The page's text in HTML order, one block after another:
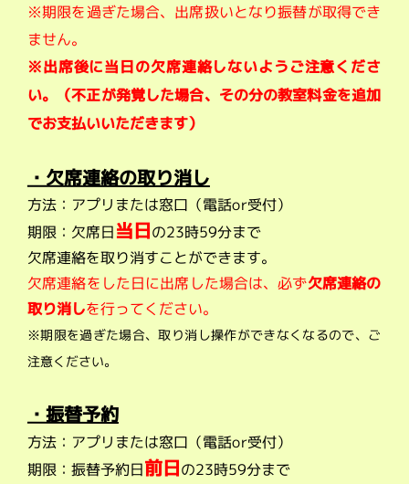
※期限を過ぎた場合、出席扱いとなり振替が取得でき
ません。
※出席後に当日の欠席連絡しないようご注意くださ
い。（不正が発覚した場合、その分の教室料金を追加
でお支払いいただきます）
・欠席連絡の取り消し
方法：アプリまたは窓口（電話or受付）
期限： 欠席日当日の23時59分まで
欠席連絡を取り消すことができます。
欠席連絡をした日に出席した場合は、必ず欠席連絡の
取り消しを行ってください。
※期限を過ぎた場合、取り消し操作ができなくなるので、ご
注意ください。
・振替予約
方法：アプリまたは窓口（電話or受付）
期限：振替予約日前日の23時59分まで